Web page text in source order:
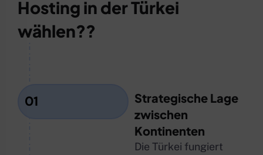
Hosting in der Türkei
wählen??
01
Strategische Lage
zwischen
Kontinenten
Die Türkei fungiert